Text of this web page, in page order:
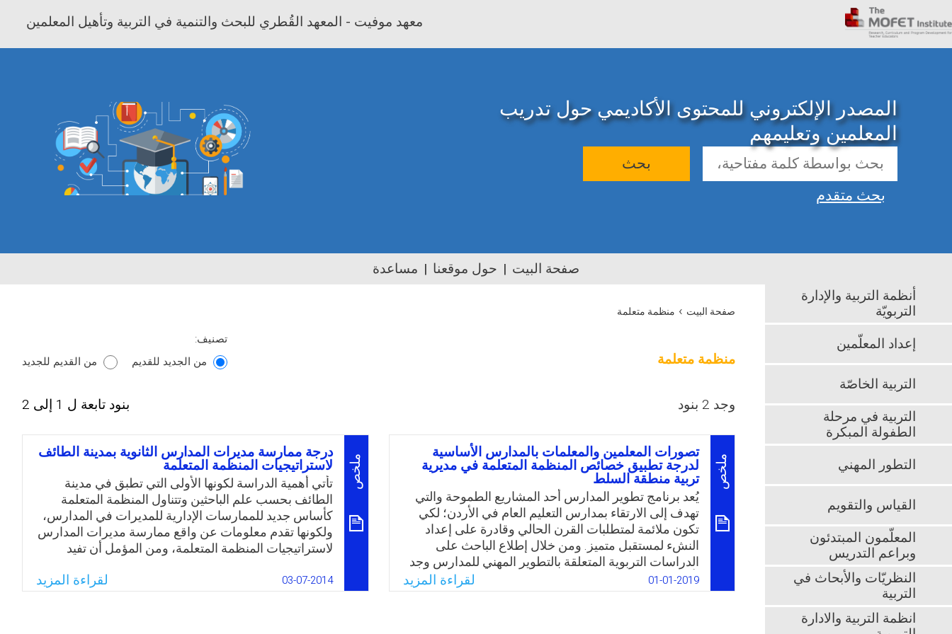
معهد موفيت - المعهد القُطري للبحث والتنمية في التربية وتأهيل المعلمين
المصدر الإلكتروني للمحتوى الأكاديمي حول تدريب
المعلمين وتعليمهم
بحث
بحث متقدم
صفحة البيت حول موقعنا مساعدة
صفحة البيت › منظمة متعلمة
منظمة متعلمة
تصنيف:
من الجديد للقديم
من القديم للجديد
وجد 2 بنود بنود تابعة ل 1 إلى 2
ملخص
تصورات المعلمين والمعلمات بالمدارس الأساسية
لدرجة تطبيق خصائص المنظمة المتعلمة في مديرية
تربية منطقة السلط
يُعد برنامج تطوير المدارس أحد المشاريع الطموحة والتي
تهدف إلى الارتقاء بمدارس التعليم العام في الأردن؛ لكي
تكون ملائمة لمتطلبات القرن الحالي وقادرة على إعداد
النشء لمستقبل متميز. ومن خلال إطلاع الباحث على
الدراسات التربوية المتعلقة بالتطوير المهني للمدارس وجد
بأن هناك توجه عام لتحويل المدارس إلى مدارس متعلمة،
مما يستوجب التعرف على واقع تطبيق أبعاد المنظمة
01-01-2019 لقراءة المزيد
ملخص
درجة ممارسة مديرات المدارس الثانوية بمدينة الطائف
لاستراتيجيات المنظمة المتعلمة
تأتي أهمية الدراسة لكونها الأولى التي تطبق في مدينة
الطائف بحسب علم الباحثين وتتناول المنظمة المتعلمة
كأساس جديد للممارسات الإدارية للمديرات في المدارس،
ولكونها تقدم معلومات عن واقع ممارسة مديرات المدارس
لاستراتيجيات المنظمة المتعلمة، ومن المؤمل أن تفيد
بحوث مشابهة، وأن تسهم في تقديم توصيات لأصحاب
القرار بوزارة التربية والتعليم تساعد في تطبيق هذه
03-07-2014 لقراءة المزيد
أنظمة التربية والإدارة
التربويّة
إعداد المعلّمين
التربية الخاصّة
التربية في مرحلة
الطفولة المبكرة
التطور المهني
القياس والتقويم
المعلّمون المبتدئون
وبراعم التدريس
النظريّات والأبحاث في
التربية
انظمة التربية والادارة